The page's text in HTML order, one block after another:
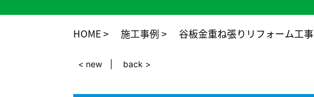
HOME 施工事例 谷板金重ね張りリフォーム工事
< new back >